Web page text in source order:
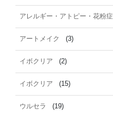
アレルギー・アトピー・花粉症
アートメイク (3)
イボクリア (2)
イボクリア (15)
ウルセラ (19)